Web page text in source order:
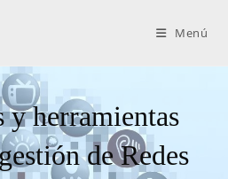
Menú
y herramientas
de Redes